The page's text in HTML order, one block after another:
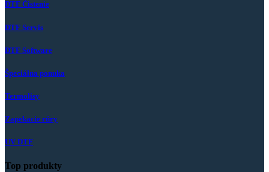
DTF Čistenie
DTF Servis
DTF Software
Špeciálna ponuka
Termolisy
Zapekacie rúry
UV DTF
Top produkty